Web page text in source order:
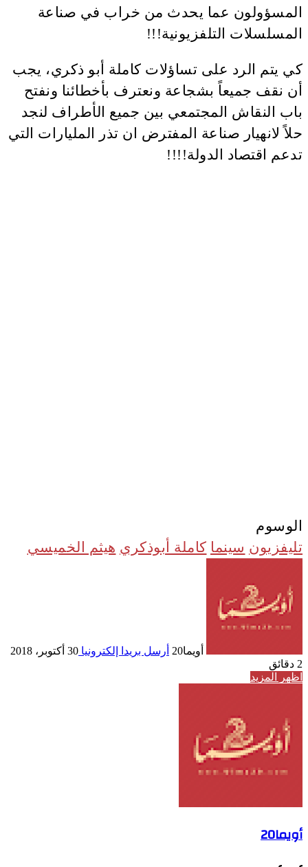
المسؤولون عما يحدث من خراب في صناعة
المسلسلات التلفزيونية!!!
كي يتم الرد على تساؤلات كاملة أبو ذكري، يجب
أن نقف جميعاً بشجاعة ونعترف بأخطائنا ونفتح
باب النقاش المجتمعي بين جميع الأطراف لنجد
حلاً لانهيار صناعة المفترض ان تذر المليارات التي
تدعم اقتصاد الدولة!!!!
الوسوم
تليفزيون سينما كاملة أبوذكري هيثم الخميسي
أويما20 أرسل بريدا إلكترونيا 30 أكتوبر، 2018
2 دقائق
اظهر المزيد
أويما20